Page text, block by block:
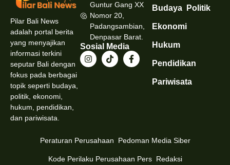
Pilar Bali News
adalah portal berita
yang menyajikan
informasi terkini
seputar Bali dengan
fokus pada berbagai
topik seperti budaya,
politik, ekonomi,
hukum, pendidikan,
dan pariwisata.
Guntur Gang XX
Nomor 20,
Padangsambian,
Denpasar Barat.
Sosial Media
Budaya Politik
Ekonomi
Hukum
Pendidikan
Pariwisata
Peraturan Perusahaan Pedoman Media Siber
Kode Perilaku Perusahaan Pers Redaksi